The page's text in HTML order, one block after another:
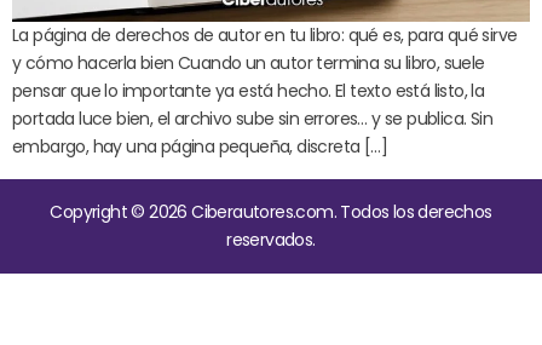
La página de derechos de autor en tu libro: qué es, para qué sirve
y cómo hacerla bien Cuando un autor termina su libro, suele
pensar que lo importante ya está hecho. El texto está listo, la
portada luce bien, el archivo sube sin errores… y se publica. Sin
embargo, hay una página pequeña, discreta […]
Copyright © 2026 Ciberautores.com. Todos los derechos
reservados.